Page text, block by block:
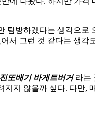
탐방하겠다는 생각으로
서 그런 것 같다는 생각
진또배기 바게트버거라는
지 않을까 싶다. 다만,